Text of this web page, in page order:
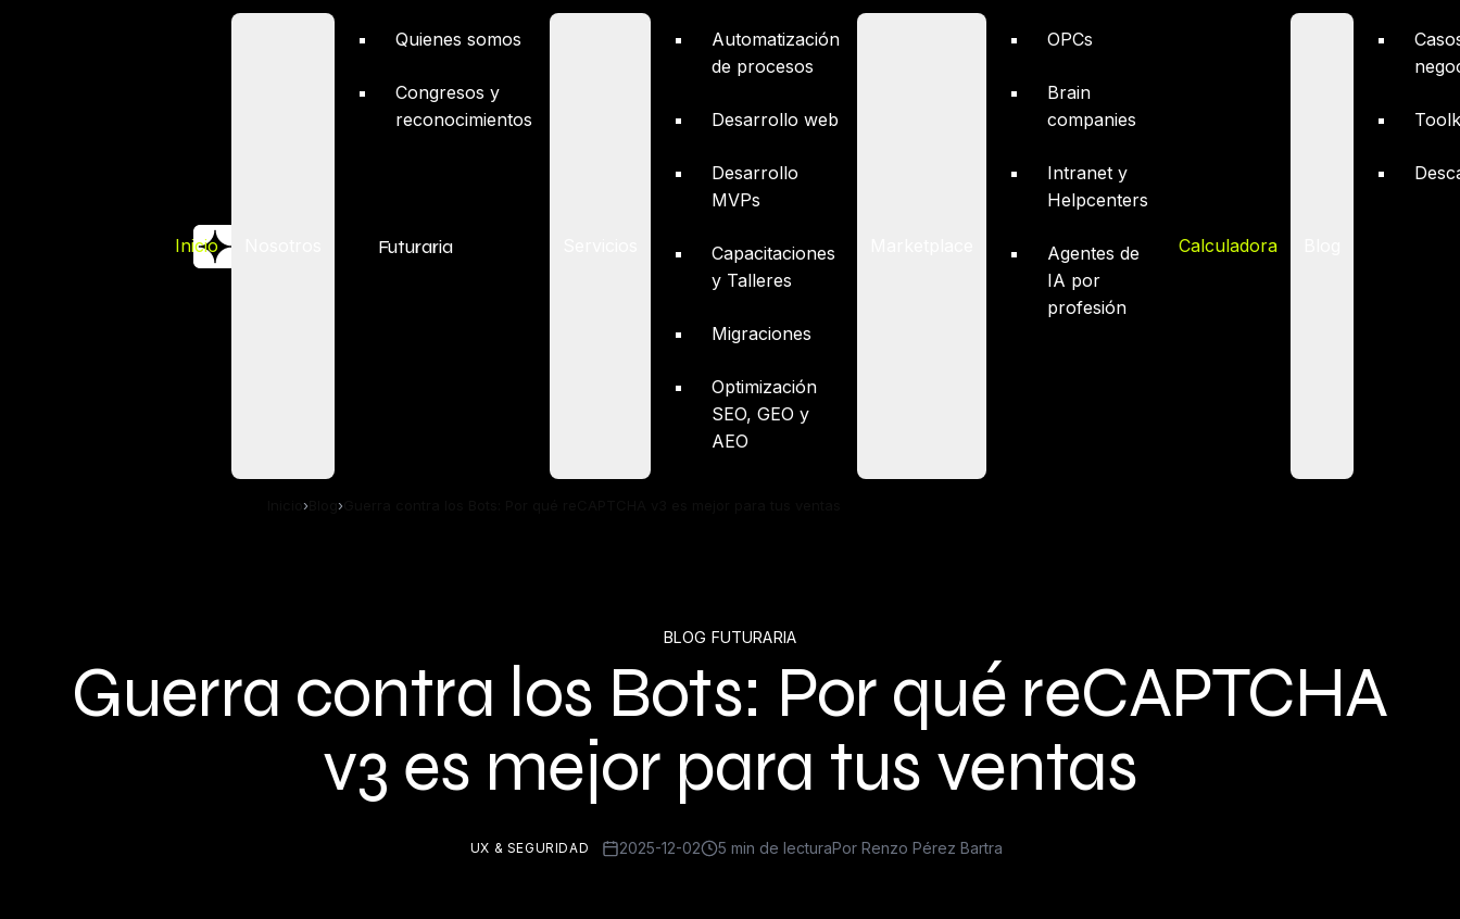
Futuraria
Inicio
Quienes somos
Congresos y
reconocimientos
Automatización
de procesos
Desarrollo web
Desarrollo
MVPs
Capacitaciones
y Talleres
Migraciones
Optimización
SEO, GEO y
AEO
OPCs
Brain
companies
Intranet y
Helpcenters
Agentes de
IA por
profesión
Calculadora
BLOG FUTURARIA
Guerra contra los Bots: Por qué reCAPTCHA
v3 es mejor para tus ventas
UX & SEGURIDAD 2025-12-02 5 min de lecturaPor Renzo Pérez Bartra